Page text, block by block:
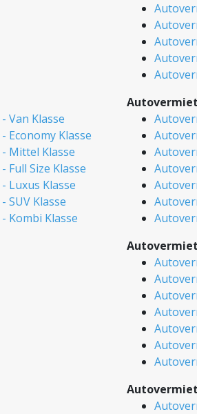
Van Klasse
Klasse
Mittel Klasse
Size Klasse
Luxus Klasse
Klasse
Kombi Klasse